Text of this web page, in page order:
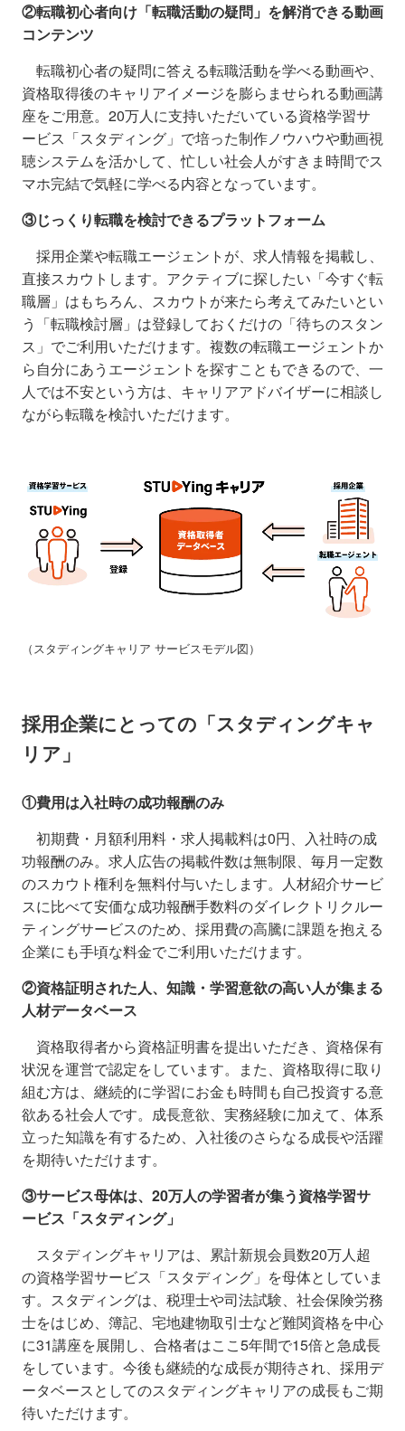
②転職初心者向け「転職活動の疑問」を解消できる動画
コンテンツ
転職初心者の疑問に答える転職活動を学べる動画や、
資格取得後のキャリアイメージを膨らませられる動画講
座をご用意。20万人に支持いただいている資格学習サ
ービス「スタディング」で培った制作ノウハウや動画視
聴システムを活かして、忙しい社会人がすきま時間でス
マホ完結で気軽に学べる内容となっています。
③じっくり転職を検討できるプラットフォーム
採用企業や転職エージェントが、求人情報を掲載し、
直接スカウトします。アクティブに探したい「今すぐ転
職層」はもちろん、スカウトが来たら考えてみたいとい
う「転職検討層」は登録しておくだけの「待ちのスタン
ス」でご利用いただけます。複数の転職エージェントか
ら自分にあうエージェントを探すこともできるので、一
人では不安という方は、キャリアアドバイザーに相談し
ながら転職を検討いただけます。
（スタディングキャリア サービスモデル図）
採用企業にとっての「スタディングキャ
リア」
①費用は入社時の成功報酬のみ
初期費・月額利用料・求人掲載料は0円、入社時の成
功報酬のみ。求人広告の掲載件数は無制限、毎月一定数
のスカウト権利を無料付与いたします。人材紹介サービ
スに比べて安価な成功報酬手数料のダイレクトリクルー
ティングサービスのため、採用費の高騰に課題を抱える
企業にも手頃な料金でご利用いただけます。
②資格証明された人、知識・学習意欲の高い人が集まる
人材データベース
資格取得者から資格証明書を提出いただき、資格保有
状況を運営で認定をしています。また、資格取得に取り
組む方は、継続的に学習にお金も時間も自己投資する意
欲ある社会人です。成長意欲、実務経験に加えて、体系
立った知識を有するため、入社後のさらなる成長や活躍
を期待いただけます。
③サービス母体は、20万人の学習者が集う資格学習サ
ービス「スタディング」
スタディングキャリアは、累計新規会員数20万人超
の資格学習サービス「スタディング」を母体としていま
す。スタディングは、税理士や司法試験、社会保険労務
士をはじめ、簿記、宅地建物取引士など難関資格を中心
に31講座を展開し、合格者はここ5年間で15倍と急成長
をしています。今後も継続的な成長が期待され、採用デ
ータベースとしてのスタディングキャリアの成長もご期
待いただけます。